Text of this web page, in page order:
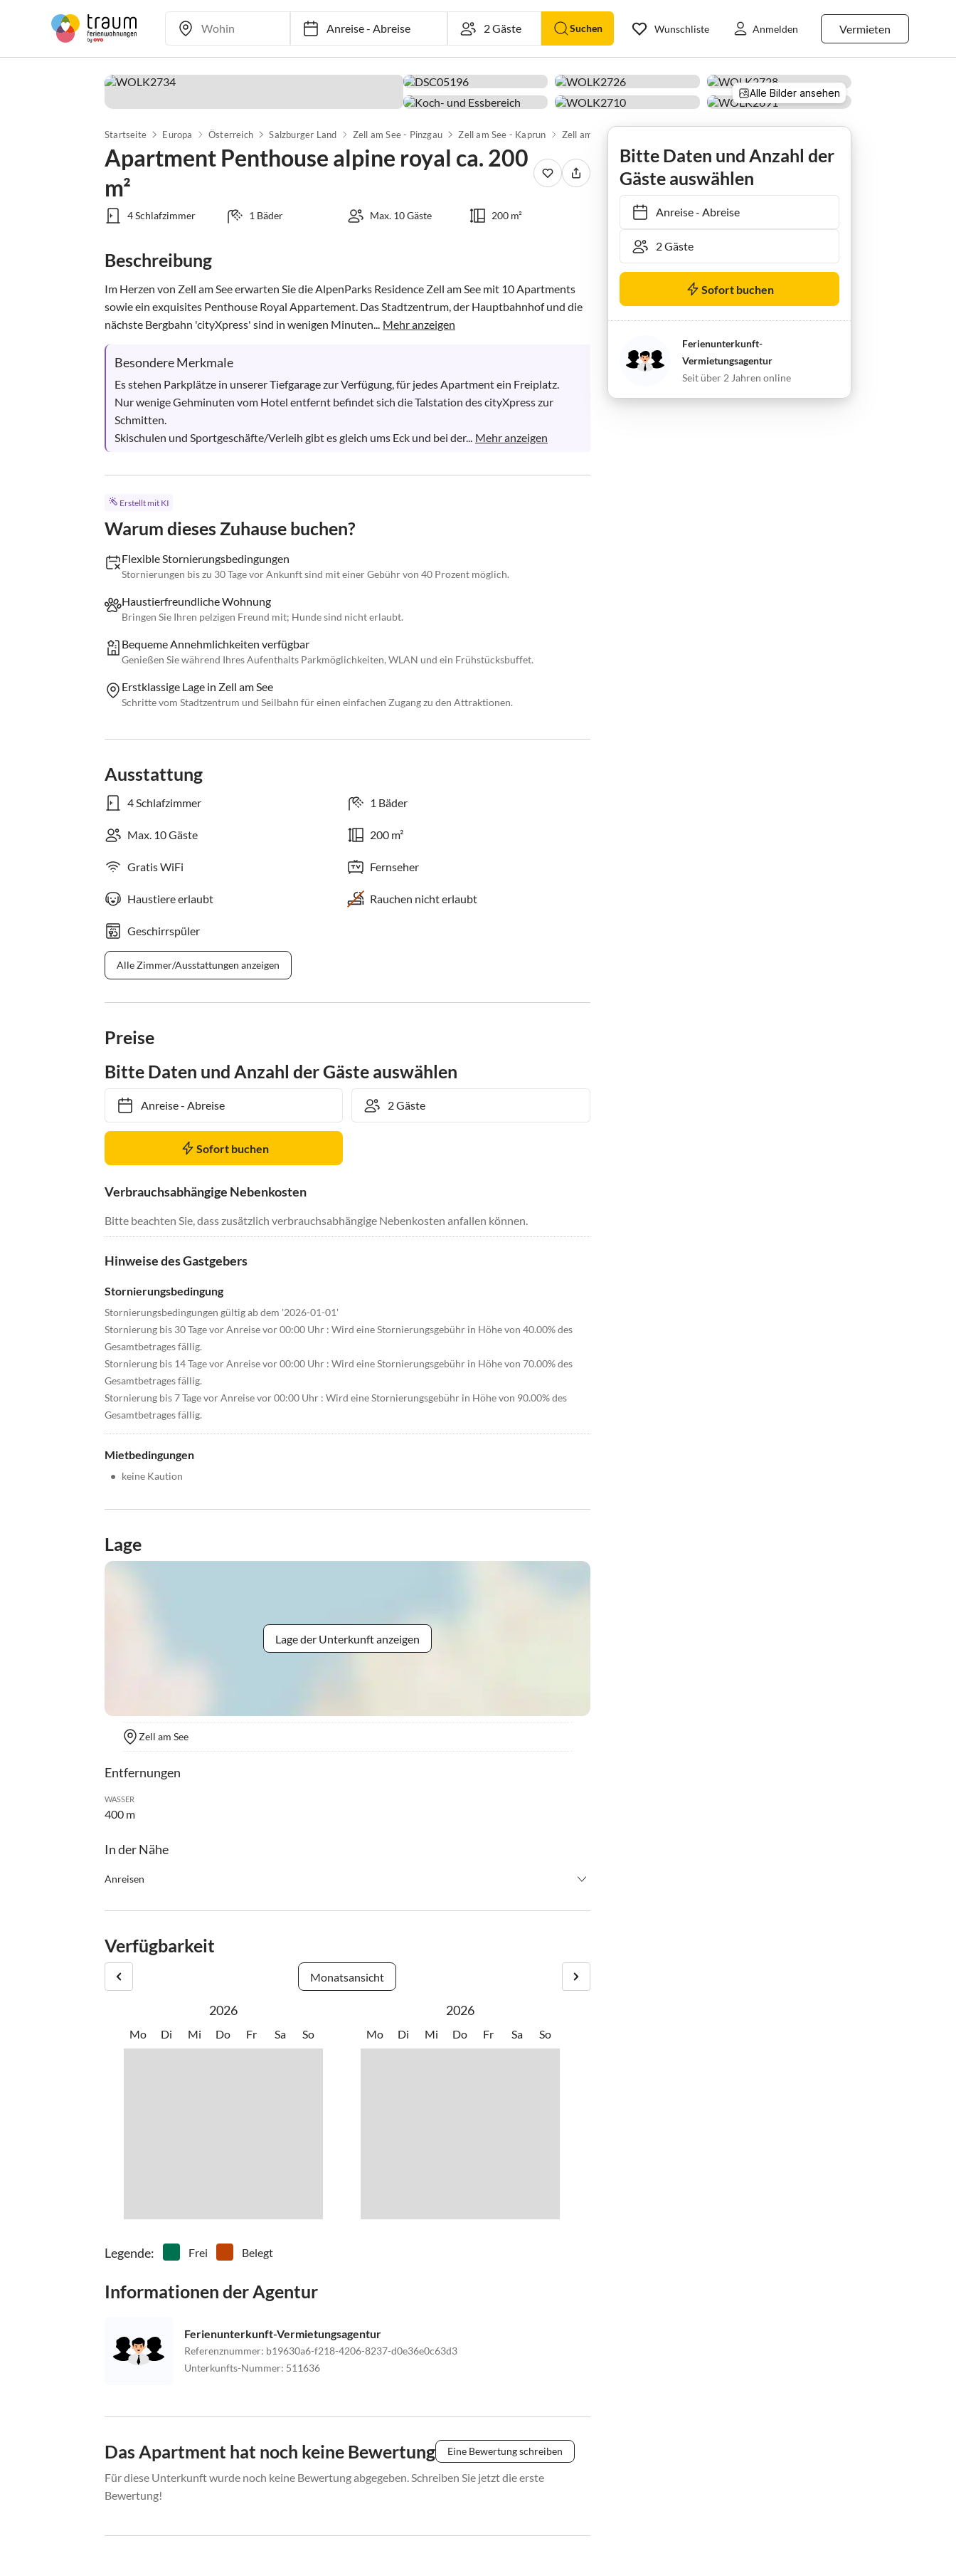
Anreise-Abreise Suchen Vermieten
Wunschliste Anmelden
Alle Bilder ansehen
Startseite Europa Österreich Salzburger Land Zell am See - Pinzgau Zell am See - Kaprun Zell am See
Apartment Penthouse alpine royal ca. 200
m²
4 Schlafzimmer 1 Bäder Max. 10 Gäste 200 m²
Beschreibung
Im Herzen von Zell am See erwarten Sie die AlpenParks Residence Zell am See mit 10 Apartments
sowie ein exquisites Penthouse Royal Appartement. Das Stadtzentrum, der Hauptbahnhof und die
nächste Bergbahn 'cityXpress' sind in wenigen Minuten... Mehr anzeigen
Besondere Merkmale
Es stehen Parkplätze in unserer Tiefgarage zur Verfügung, für jedes Apartment ein Freiplatz.
Nur wenige Gehminuten vom Hotel entfernt befindet sich die Talstation des cityXpress zur
Schmitten.
Skischulen und Sportgeschäfte/Verleih gibt es gleich ums Eck und bei der... Mehr anzeigen
Erstellt mit KI
Warum dieses Zuhause buchen?
Flexible Stornierungsbedingungen
Stornierungen bis zu 30 Tage vor Ankunft sind mit einer Gebühr von 40 Prozent möglich.
Haustierfreundliche Wohnung
Bringen Sie Ihren pelzigen Freund mit; Hunde sind nicht erlaubt.
Bequeme Annehmlichkeiten verfügbar
Genießen Sie während Ihres Aufenthalts Parkmöglichkeiten, WLAN und ein Frühstücksbuffet.
Erstklassige Lage in Zell am See
Schritte vom Stadtzentrum und Seilbahn für einen einfachen Zugang zu den Attraktionen.
Ausstattung
4 Schlafzimmer 1 Bäder
Max. 10 Gäste 200 m²
Gratis WiFi Fernseher
Haustiere erlaubt Rauchen nicht erlaubt
Geschirrspüler
Alle Zimmer/Ausstattungen anzeigen
Preise
Bitte Daten und Anzahl der Gäste auswählen
Anreise- Abreise
Sofort buchen
Verbrauchsabhängige Nebenkosten
Bitte beachten Sie, dass zusätzlich verbrauchsabhängige Nebenkosten anfallen können.
Hinweise des Gastgebers
Stornierungsbedingung
Stornierungsbedingungen gültig ab dem '2026-01-01'
Stornierung bis 30 Tage vor Anreise vor 00:00 Uhr : Wird eine Stornierungsgebühr in Höhe von 40.00% des
Gesamtbetrages fällig.
Stornierung bis 14 Tage vor Anreise vor 00:00 Uhr : Wird eine Stornierungsgebühr in Höhe von 70.00% des
Gesamtbetrages fällig.
Stornierung bis 7 Tage vor Anreise vor 00:00 Uhr : Wird eine Stornierungsgebühr in Höhe von 90.00% des
Gesamtbetrages fällig.
Mietbedingungen
• keine Kaution
Lage
Lage der Unterkunft anzeigen
Zell am See
Entfernungen
WASSER
400 m
In der Nähe
Anreisen
geben.
Verfügbarkeit
Monatsansicht
2026
Mo Di Mi Do Fr Sa So
2026
Mo Di Mi Do Fr Sa So
Legende: Frei Belegt
Informationen der Agentur
Ferienunterkunft-Vermietungsagentur
Referenznummer: b19630a6-f218-4206-8237-d0e36e0c63d3
Unterkunfts-Nummer: 511636
Das Apartment hat noch keine Bewertung Eine Bewertung schreiben
Für diese Unterkunft wurde noch keine Bewertung abgegeben. Schreiben Sie jetzt die erste
Bewertung!
Bitte Daten und Anzahl der
Gäste auswählen
Anreise- Abreise
Sofort buchen
Ferienunterkunft-
Vermietungsagentur
Seit über 2 Jahren online